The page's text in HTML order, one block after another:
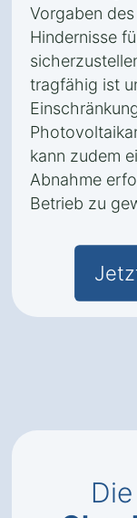
Vorgaben
Hindernisse
tragfähig ist
kann zudem
Abnahme
Betrieb zu
Die